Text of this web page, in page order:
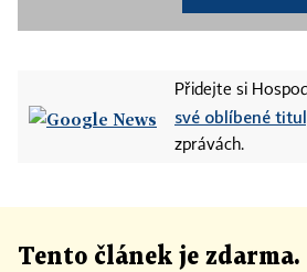
Přidejte si
své oblíbené
zprávách.
Tento článek je zdarma.